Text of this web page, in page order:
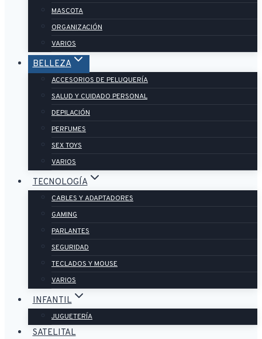
MASCOTA
ORGANIZACIÓN
VARIOS
BELLEZA
ACCESORIOS DE PELUQUERÍA
SALUD Y CUIDADO PERSONAL
DEPILACIÓN
PERFUMES
SEX TOYS
VARIOS
TECNOLOGÍA
CABLES Y ADAPTADORES
GAMING
PARLANTES
SEGURIDAD
TECLADOS Y MOUSE
VARIOS
INFANTIL
JUGUETERÍA
SATELITAL